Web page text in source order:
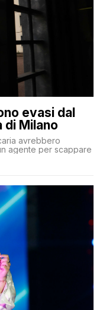
evasi dal
Milano
avrebbero
agente per scappare